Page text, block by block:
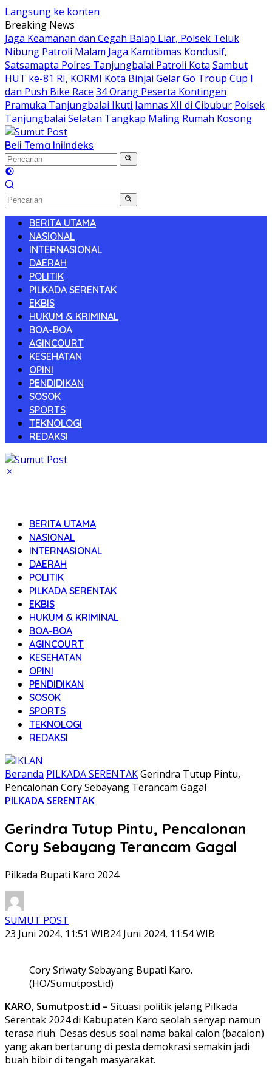
Langsung ke konten
Breaking News
Jaga Keamanan dan Cegah Balap Liar, Polsek Teluk
Nibung Patroli Malam Jaga Kamtibmas Kondusif,
Satsamapta Polres Tanjungbalai Patroli Kota Sambut
HUT ke-81 RI, KORMI Kota Binjai Gelar Go Troup Cup I
dan Push Bike Race 34 Orang Peserta Kontingen
Pramuka Tanjungbalai Ikuti Jamnas XII di Cibubur Polsek
Tanjungbalai Selatan Tangkap Maling Rumah Kosong
Beli Tema IniIndeks
BERITA UTAMA
NASIONAL
INTERNASIONAL
DAERAH
POLITIK
PILKADA SERENTAK
EKBIS
HUKUM & KRIMINAL
BOA-BOA
AGINCOURT
KESEHATAN
OPINI
PENDIDIKAN
SOSOK
SPORTS
TEKNOLOGI
REDAKSI
BERITA UTAMA
NASIONAL
INTERNASIONAL
DAERAH
POLITIK
PILKADA SERENTAK
EKBIS
HUKUM & KRIMINAL
BOA-BOA
AGINCOURT
KESEHATAN
OPINI
PENDIDIKAN
SOSOK
SPORTS
TEKNOLOGI
REDAKSI
Beranda PILKADA SERENTAKGerindra Tutup Pintu,
Pencalonan Cory Sebayang Terancam Gagal
PILKADA SERENTAK
Gerindra Tutup Pintu, Pencalonan
Cory Sebayang Terancam Gagal
Pilkada Bupati Karo 2024
SUMUT POST
23 Juni 2024, 11:51 WIB24 Juni 2024, 11:54 WIB
Cory Sriwaty Sebayang Bupati Karo.
(HO/Sumutpost.id)
KARO, Sumutpost.id – Situasi politik jelang Pilkada
Serentak 2024 di Kabupaten Karo seolah senyap namun
terasa riuh. Desas desus soal nama bakal calon (bacalon)
yang akan bertarung di pesta demokrasi semakin jadi
buah bibir di tengah masyarakat.